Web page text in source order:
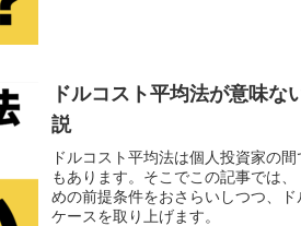
ドルコスト平均法が意味な
説
ドルコスト平均法は個人投資家の
もあります。そこでこの記事では
めの前提条件をおさらいしつつ、
ケースを取り上げます。